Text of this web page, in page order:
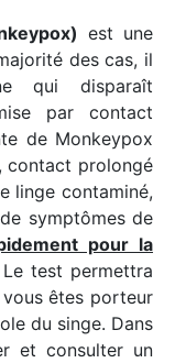
est une
des cas, il
qui disparaît
par contact
de Monkeypox
contact prolongé
linge contaminé,
symptômes de
pour la
test permettra
êtes porteur
du singe. Dans
et consulter un